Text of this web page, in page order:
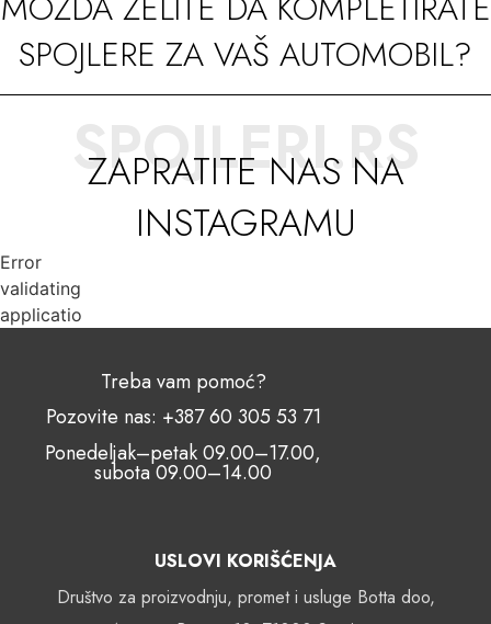
SPOJLERE ZA VAŠ AUTOMOBIL?
SPOJLERI.RS
ZAPRATITE NAS NA
INSTAGRAMU
Error
validating
application
USLOVI KORIŠĆENJA
Društvo za proizvodnju, promet i usluge Botta doo,
Treba vam pomoć?
Pozovite nas: +387 60 305 53 71
Ponedeljak–petak 09.00–17.00,
subota 09.00–14.00